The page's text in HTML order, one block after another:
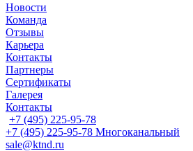
Новости
Команда
Отзывы
Карьера
Контакты
Партнеры
Сертификаты
Галерея
Контакты
+7 (495) 225-95-78
+7 (495) 225-95-78 Многоканальный
sale@ktnd.ru